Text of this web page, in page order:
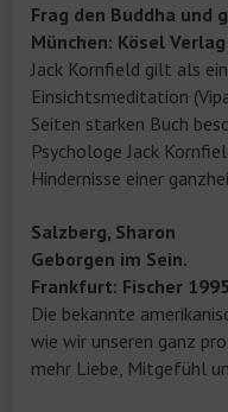
Frag den Buddha und
München: Kösel
Jack Kornfield gilt als
Einsichtsmeditation
Seiten starken Buch
Psychologe Jack
Hindernisse einer
Salzberg, Sharon
Geborgen im Sein.
Frankfurt: Fischer
Die bekannte
wie wir unseren ganz
mehr Liebe, Mitgefühl